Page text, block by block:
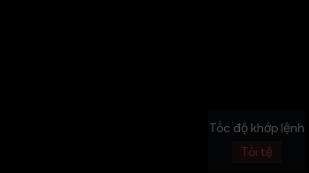
Tốc độ khớp lệnh
Tồi tệ